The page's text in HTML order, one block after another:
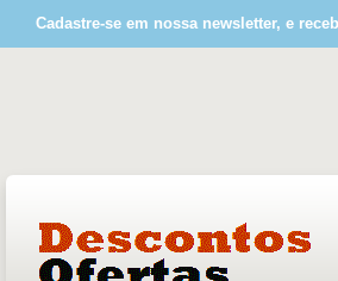
Cadastre-se em nossa newsletter, e